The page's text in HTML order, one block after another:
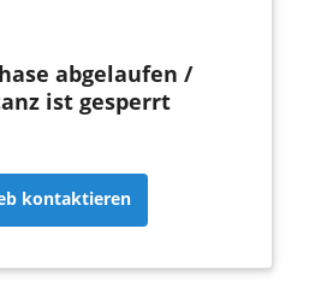
abgelaufen /
ist gesperrt
kontaktieren